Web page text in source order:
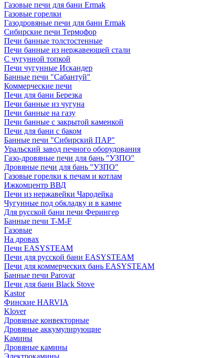
Газовые печи для бани Ermak
Газовые горелки
Газодровяные печи для бани Ermak
Сибирские печи Термофор
Печи банные толстостенные
Печи банные из нержавеющей стали
С чугунной топкой
Печи чугунные Искандер
Банные печи "Сабантуй"
Коммерческие печи
Печи для бани Березка
Печи банные из чугуна
Печи банные на газу
Печи банные с закрытой каменкой
Печи для бани с баком
Банные печи "Сибирский ПАР"
Уральский завод печного оборудования
Газо-дровяные печи для бань "УЗПО"
Дровяные печи для бань "УЗПО"
Газовые горелки к печам и котлам
Ижкомцентр ВВД
Печи из нержавейки Чародейка
Чугунные под обкладку и в камне
Для русской бани печи Ферингер
Банные печи T-M-F
Газовые
На дровах
Печи EASYSTEAM
Печи для русской бани EASYSTEAM
Печи для коммерческих бань EASYSTEAM
Банные печи Parovar
Печи для бани Black Stove
Kastor
Финские HARVIA
Klover
Дровяные конвекторные
Дровяные аккумулирующие
Камины
Дровяные камины
Электрокамины